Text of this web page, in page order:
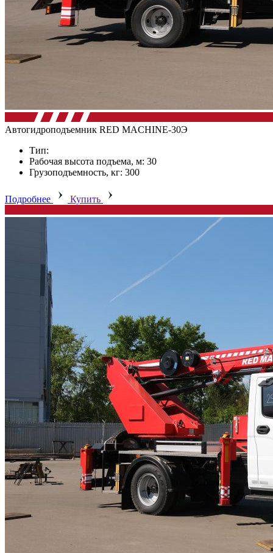
Автогидроподъемник RED MACHINE-30Э
Тип:
Рабочая высота подъема, м: 30
Грузоподъемность, кг: 300
Подробнее Купить